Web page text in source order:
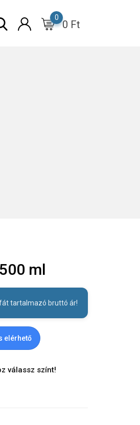
0 Ft
0
ml
tartalmazó bruttó ár!
elérhető
válassz színt!